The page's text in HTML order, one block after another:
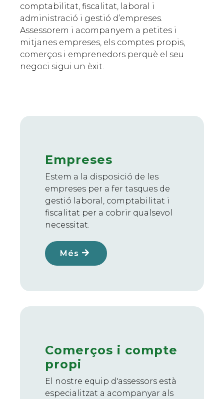
comptabilitat, fiscalitat, laboral i
administració i gestió d’empreses.
Assessorem i acompanyem a petites i
mitjanes empreses, els comptes propis,
comerços i emprenedors perquè el seu
negoci sigui un èxit.
Empreses
Estem a la disposició de les
empreses per a fer tasques de
gestió laboral, comptabilitat i
fiscalitat per a cobrir qualsevol
necessitat.
Més
Comerços i compte
propi
El nostre equip d'assessors està
especialitzat a acompanyar als